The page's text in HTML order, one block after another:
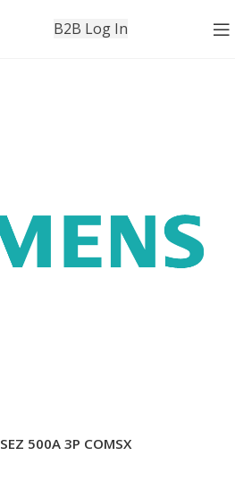
B2B Log In
SEZ 500A 3P COMSX